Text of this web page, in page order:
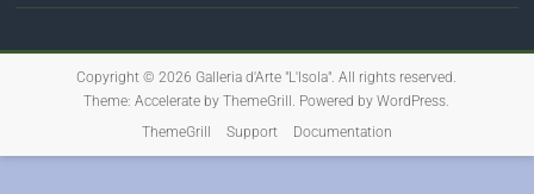
Copyright © 2026 Galleria d'Arte "L'Isola". All rights reserved.
Theme:Accelerate by ThemeGrill. Powered byWordPress.
ThemeGrill
Support Documentation